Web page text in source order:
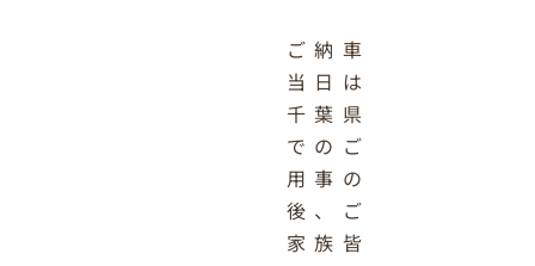
ご納車
当日は
千葉県
でのご
用事の
後、ご
家族皆